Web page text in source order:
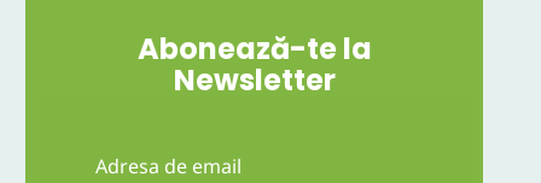
Abonează-te la
Newsletter